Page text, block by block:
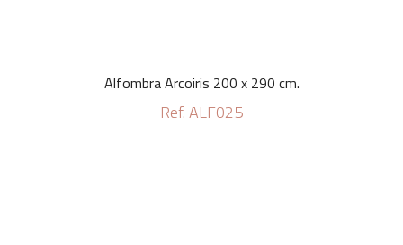
Alfombra Arcoiris 200 x 290 cm.
Ref. ALF025